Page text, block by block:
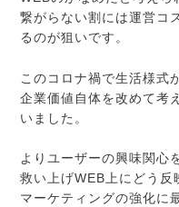
繋がらない割には運営コ
るのが狙いです。
このコロナ禍で生活様式
企業価値自体を改めて考
いました。
よりユーザーの興味関心
救い上げWEB上にどう反
マーケティングの強化に